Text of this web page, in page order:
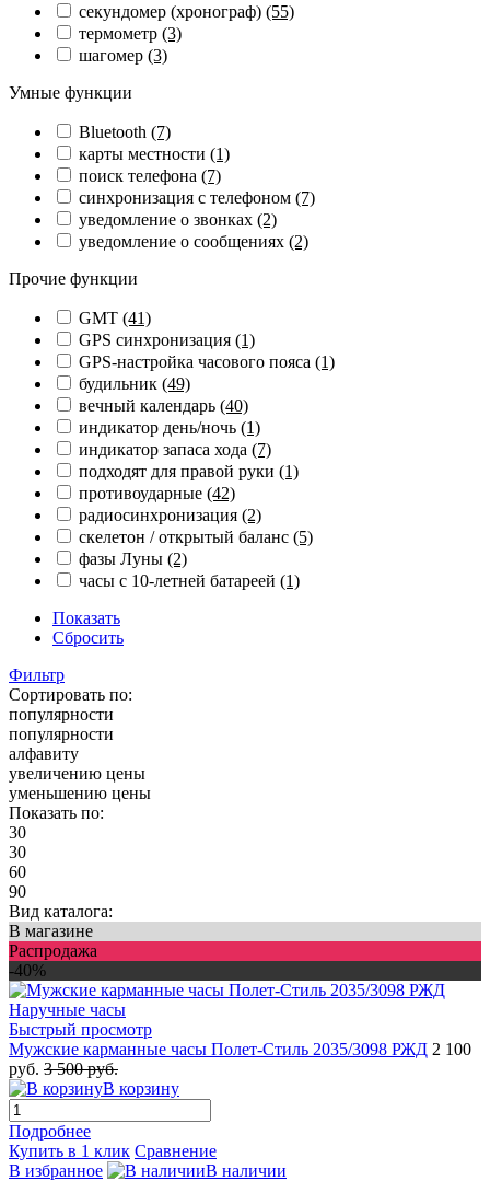
секундомер (хронограф) (55)
термометр (3)
шагомер (3)
Умные функции
Bluetooth (7)
карты местности (1)
поиск телефона (7)
синхронизация с телефоном (7)
уведомление о звонках (2)
уведомление о сообщениях (2)
Прочие функции
GMT (41)
GPS синхронизация (1)
GPS-настройка часового пояса (1)
будильник (49)
вечный календарь (40)
индикатор день/ночь (1)
индикатор запаса хода (7)
подходят для правой руки (1)
противоударные (42)
радиосинхронизация (2)
скелетон / открытый баланс (5)
фазы Луны (2)
часы с 10-летней батареей (1)
Показать
Сбросить
Фильтр
Сортировать по:
популярности
популярности
алфавиту
увеличению цены
уменьшению цены
Показать по:
30
30
60
90
Вид каталога:
В магазине
Распродажа
-40%
Быстрый просмотр
Мужские карманные часы Полет-Стиль 2035/3098 РЖД 2 100
руб. 3 500 руб.
В корзину
Подробнее
Купить в 1 клик Сравнение
В избранное
В наличии